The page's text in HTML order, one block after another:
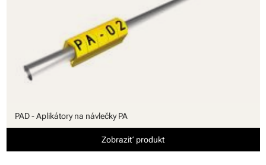
PAD - Aplikátory na návlečky PA
Zobraziť produkt